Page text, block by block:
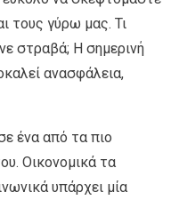
τους γύρω μας. Τι
στραβά; Η σημερινή
ανασφάλεια,
ένα από τα πιο
Οικονομικά τα
υπάρχει μία